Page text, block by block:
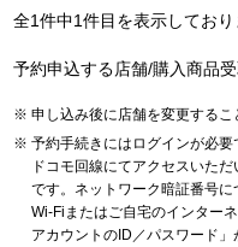
全1件中1件目を表示してお
予約申込する店舗/購入商品
申し込み後に店舗を変更するこ
予約手続きにはログインが必要
ドコモ回線にてアクセスいた
です。ネットワーク暗証番号に
Wi-Fiまたはご自宅のインター
アカウントのID／パスワード